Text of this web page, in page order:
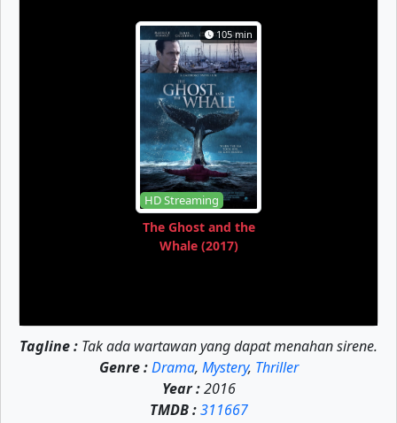
105 min
HD Streaming
The Ghost and the
Whale (2017)
Tagline : Tak ada wartawan yang dapat menahan sirene.
Genre : Drama, Mystery, Thriller
Year :2016
TMDB : 311667